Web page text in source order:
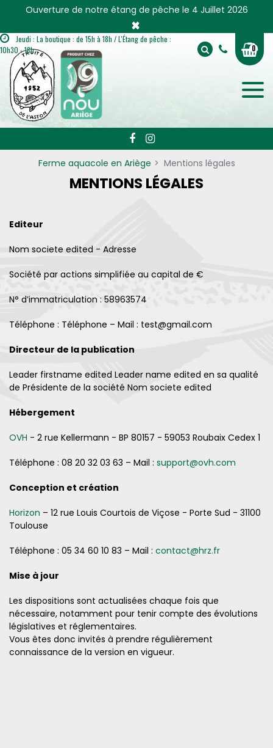
Ouverture de notre étang de pêche le 4 Juillet 2026
×
Jeudi : La boutique : de 15h à 18h / L'Étang de pêche :
10h30 - 18h
0
Ferme aquacole en Ariège Mentions légales
MENTIONS LÉGALES
Editeur
Nom societe edited - Adresse
Société par actions simplifiée au capital de €
N° d’immatriculation : 58963574
Téléphone : Téléphone – Mail : test@gmail.com
Directeur de la publication
Leader firstname edited Leader name edited en sa qualité
de Présidente de la société Nom societe edited
Hébergement
OVH - 2 rue Kellermann - BP 80157 - 59053 Roubaix Cedex 1
Téléphone : 08 20 32 03 63 – Mail : support@ovh.com
Conception et création
Horizon – 12 rue Louis Courtois de Viçose - Porte Sud - 31100
Toulouse
Téléphone : 05 34 60 10 83 – Mail : contact@hrz.fr
Mise à jour
Les dispositions sont actualisées chaque fois que
nécessaire, notamment pour tenir compte des évolutions
législatives et réglementaires.
Vous êtes donc invités à prendre régulièrement
connaissance de la version en vigueur.
Panneau de gestion des cookies